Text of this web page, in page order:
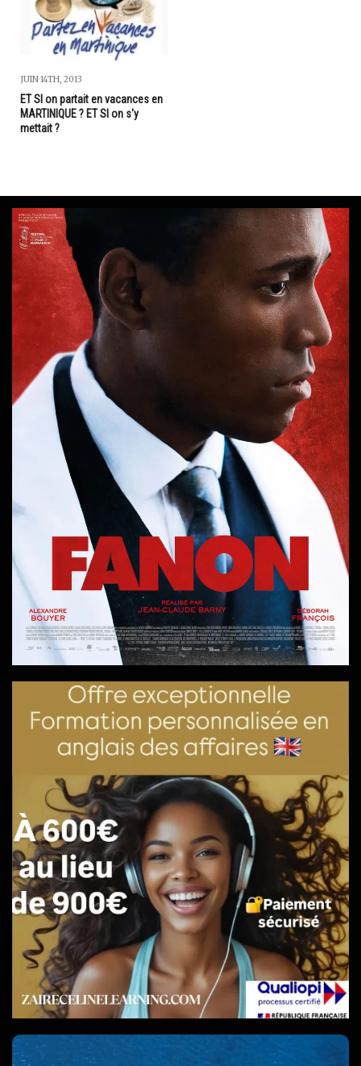
JUIN 14TH, 2013
ET SI on partait en vacances en
MARTINIQUE ? ET SI on s'y
mettait ?